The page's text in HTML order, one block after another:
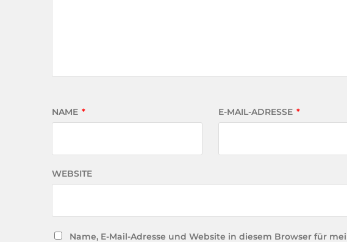
NAME * E-MAIL-ADRESSE *
WEBSITE
Name, E-Mail-Adresse und Website in diesem Browser für